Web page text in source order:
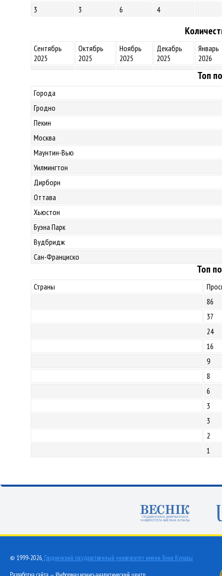
3
3 6 4
Сентябрь
2025
Октябрь
2025
Ноябрь
2025
Декабрь
2025
Январь
2026
Топ
Города
Гродно
Пекин
Москва
Маунтин-Вью
Уилмингтон
Дирборн
Оттава
Хьюстон
Буэна Парк
Вудбридж
Сан-Франциско
Топ
Страны
86
37
24
16
9
8
6
3
3
2
1
© 1999-2026, Гродненский государственный университет имени Янки Купалы